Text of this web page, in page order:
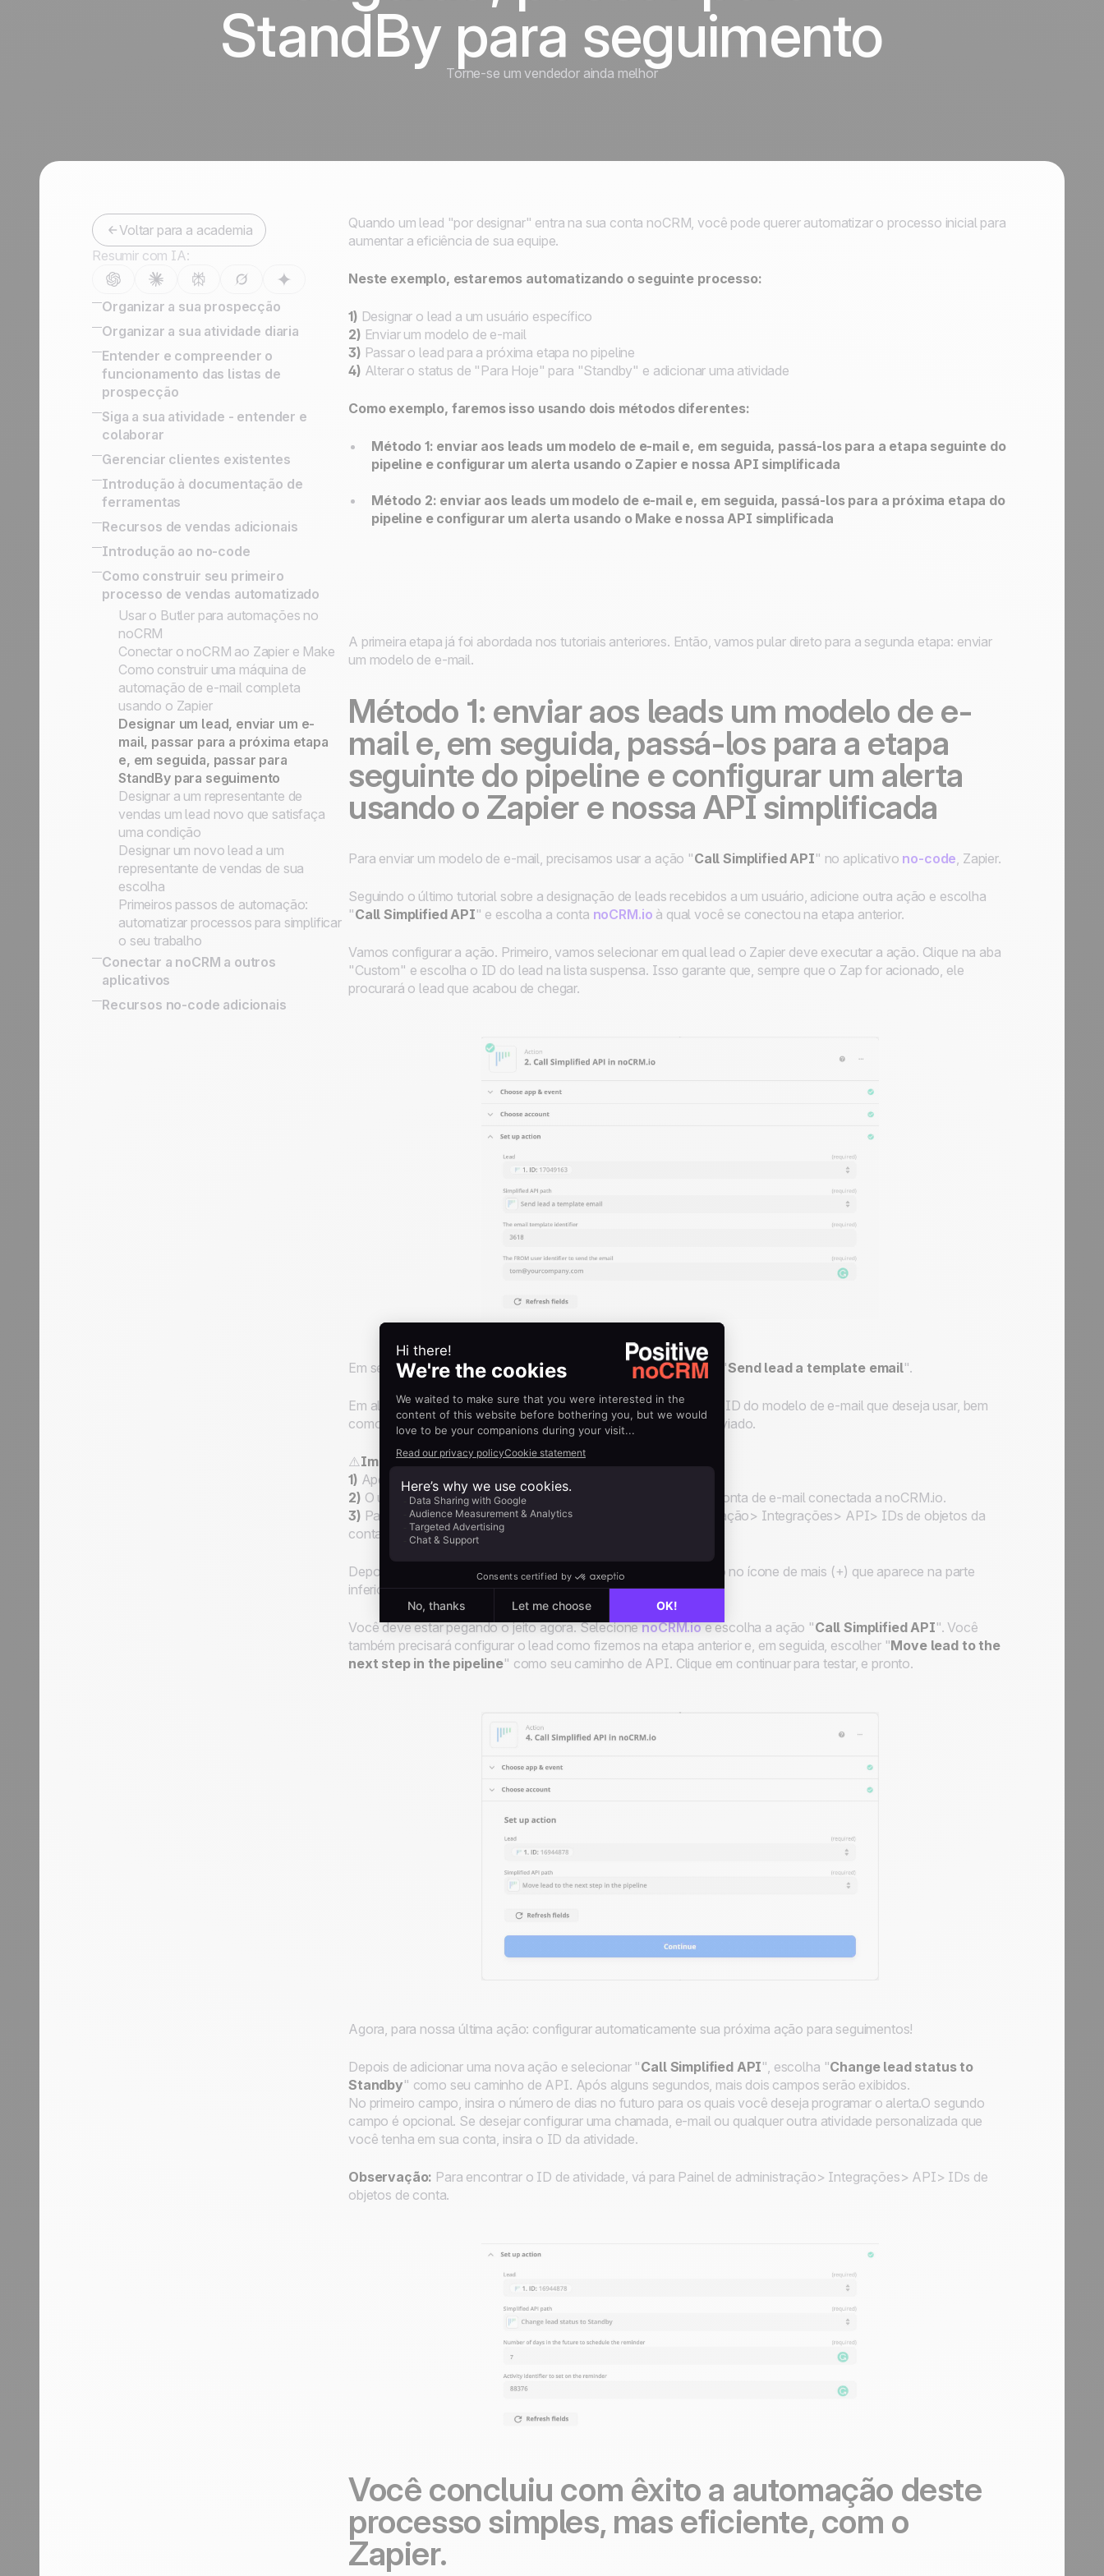
StandBy para seguimento
Torne-se um vendedor ainda melhor
Voltar para a academia
Resumir com IA:
Organizar a sua prospecção
Gestão de Leads: Como Organizar
Ferramenta de prospecção de clientes
guia
Right Sales Process
A importancia de estruturar os Leads
Definir informação importante nos
leads
Listas de Prospecção, Leads, Clientes
Prospects vs. Leads
Nossa filosofia
Academia noCRM
Organizar a sua atividade diaria
16 CRM Features
LinkedIn para vendas: Como
conquistar e converter prospects em
Acompanhar os seus leads e e-mails
com Cco
Entender e compreender o
funcionamento das listas de
prospecção
Guia sobre como criar um formulário
de qualificação perfeito
Outbound Engine
Transforme uma linha em lead
somente após qualificação
Como Organizar sua Prospecção
Siga a sua atividade - entender e
colaborar
Activity Based Selling
Exportar os dados para relatórios e
ações de Marketing
Estratégia de Vendas Baseada em
Atividades
Gerenciar clientes existentes
Como gerenciar upsells e renovações
versus processo pós-venda
Introdução à documentação de
ferramentas
Ferramentas no-code integradas para
conectar seu sistema de informação
API simplificada para a
implementação de processos
personalizados
Gatilhos e ações no-code
Recursos de vendas adicionais
SPIN Selling
Introdução ao no-code
Plataformas no-code
Como construir seu primeiro
processo de vendas automatizado
Usar o Butler para automações no
noCRM
Conectar o noCRM ao Zapier e Make
Como construir uma máquina de
automação de e-mail completa
usando o Zapier
Designar um lead, enviar um e-
mail, passar para a próxima etapa
e, em seguida, passar para
StandBy para seguimento
Designar a um representante de
vendas um lead novo que satisfaça
uma condição
Designar um novo lead a um
representante de vendas de sua
escolha
Primeiros passos de automação:
automatizar processos para simplificar
o seu trabalho
Conectar a noCRM a outros
aplicativos
Connect Information System
Recursos no-code adicionais
Quando um lead "por designar" entra na sua conta noCRM, você pode querer automatizar o processo inicial para
aumentar a eficiência de sua equipe.
Neste exemplo, estaremos automatizando o seguinte processo:
1) Designar o lead a um usuário específico
2) Enviar um modelo de e-mail
3) Passar o lead para a próxima etapa no pipeline
4) Alterar o status de "Para Hoje" para "Standby" e adicionar uma atividade
Como exemplo, faremos isso usando dois métodos diferentes:
Método 1: enviar aos leads um modelo de e-mail e, em seguida, passá-los para a etapa seguinte do
pipeline e configurar um alerta usando o Zapier e nossa API simplificada
Método 2: enviar aos leads um modelo de e-mail e, em seguida, passá-los para a próxima etapa do
pipeline e configurar um alerta usando o Make e nossa API simplificada
A primeira etapa já foi abordada nos tutoriais anteriores. Então, vamos pular direto para a segunda etapa: enviar
um modelo de e-mail.
Método 1: enviar aos leads um modelo de e-
mail e, em seguida, passá-los para a etapa
seguinte do pipeline e configurar um alerta
usando o Zapier e nossa API simplificada
Para enviar um modelo de e-mail, precisamos usar a ação "Call Simplified API" no aplicativo no-code, Zapier.
Seguindo o último tutorial sobre a designação de leads recebidos a um usuário, adicione outra ação e escolha
"Call Simplified API" e escolha a conta noCRM.io à qual você se conectou na etapa anterior.
Vamos configurar a ação. Primeiro, vamos selecionar em qual lead o Zapier deve executar a ação. Clique na aba
"Custom" e escolha o ID do lead na lista suspensa. Isso garante que, sempre que o Zap for acionado, ele
procurará o lead que acabou de chegar.
Em seguida, você deve escolher o caminho de API simplificada "Send lead a template email".
Em alguns segundos, duas barras aparecerão para você inserir a ID do modelo de e-mail que deseja usar, bem
como o endereço de e-mail do usuário de onde o e-mail será enviado.
⚠️Importante:
1) Apenas modelos de e-mail compartilhados podem ser usados.
2) O usuário cujo endereço de e-mail você inseriu deve ter sua conta de e-mail conectada a noCRM.io.
3) Para encontrar o ID do modelo, vá para o Painel de administração> Integrações> API> IDs de objetos da
conta.
Depois de testar e rever esta etapa, adicione outra ação clicando no ícone de mais (+) que aparece na parte
inferior da página.
Você deve estar pegando o jeito agora. SelecionenoCRM.ioe escolha a ação "Call Simplified API". Você
também precisará configurar o lead como fizemos na etapa anterior e, em seguida, escolher "Move lead to the
next step in the pipeline" como seu caminho de API. Clique em continuar para testar, e pronto.
Agora, para nossa última ação: configurar automaticamente sua próxima ação para seguimentos!
Depois de adicionar uma nova ação e selecionar "Call Simplified API", escolha "Change lead status to
Standby" como seu caminho de API. Após alguns segundos, mais dois campos serão exibidos.
No primeiro campo, insira o número de dias no futuro para os quais você deseja programar o alerta.O segundo
campo é opcional. Se desejar configurar uma chamada, e-mail ou qualquer outra atividade personalizada que
você tenha em sua conta, insira o ID da atividade.
Observação: Para encontrar o ID de atividade, vá para Painel de administração> Integrações> API> IDs de
objetos de conta.
Você concluiu com êxito a automação deste
processo simples, mas eficiente, com o
Zapier.